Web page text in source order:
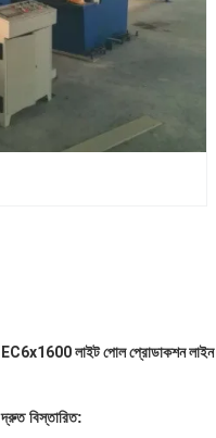
EC6x1600 লাইট পোল প্রোডাকশন লাইন
দ্রুত বিস্তারিত: